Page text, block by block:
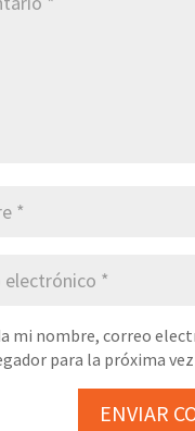
mi nombre, correo
para la próxima